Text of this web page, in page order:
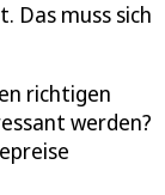
Das muss sich
richtigen
werden?